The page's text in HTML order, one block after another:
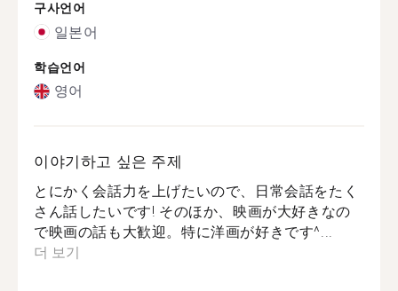
구사언어
일본어
학습언어
영어
이야기하고 싶은 주제
とにかく会話力を上げたいので、日常会話をたく
さん話したいです! そのほか、映画が大好きなの
で映画の話も大歓迎。特に洋画が好きです^...
더 보기